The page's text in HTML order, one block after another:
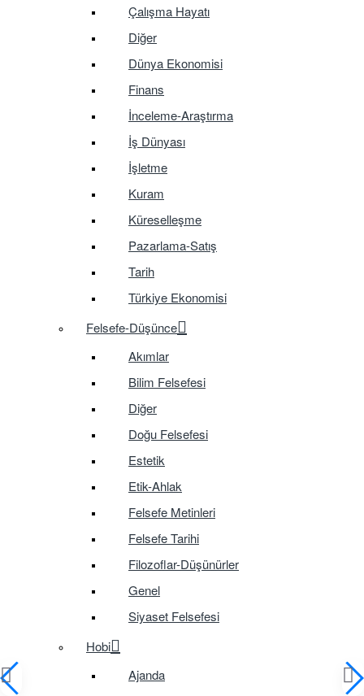
Çalışma Hayatı
Diğer
Dünya Ekonomisi
Finans
İnceleme-Araştırma
İş Dünyası
İşletme
Kuram
Küreselleşme
Pazarlama-Satış
Tarih
Türkiye Ekonomisi
Felsefe-Düşünce
Akımlar
Bilim Felsefesi
Diğer
Doğu Felsefesi
Estetik
Etik-Ahlak
Felsefe Metinleri
Felsefe Tarihi
Filozoflar-Düşünürler
Genel
Siyaset Felsefesi
Hobi
Ajanda